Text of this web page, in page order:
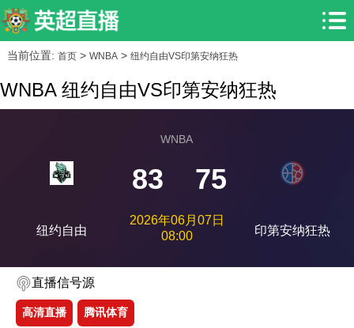
当前位置: 首页> WNBA> 纽约自由VS印第安纳狂热
WNBA 纽约自由VS印第安纳狂热
纽约自由
WNBA
83 75
2026年06月07日
08:00
印第安纳狂热
直播信号源
高清直播 腾讯体育